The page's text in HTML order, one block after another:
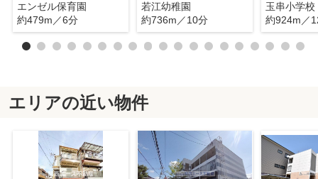
エンゼル保育園
約479m／6分
若江幼稚園
約736m／10分
玉串小学校
約924m／
エリアの近い物件